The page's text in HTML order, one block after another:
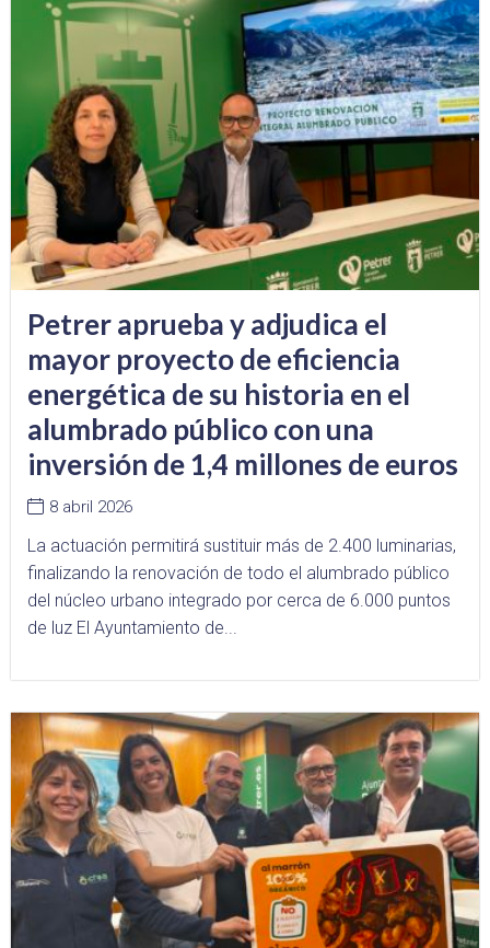
Petrer aprueba y adjudica el
mayor proyecto de eficiencia
energética de su historia en el
alumbrado público con una
inversión de 1,4 millones de euros
8 abril 2026
La actuación permitirá sustituir más de 2.400 luminarias,
finalizando la renovación de todo el alumbrado público
del núcleo urbano integrado por cerca de 6.000 puntos
de luz El Ayuntamiento de...